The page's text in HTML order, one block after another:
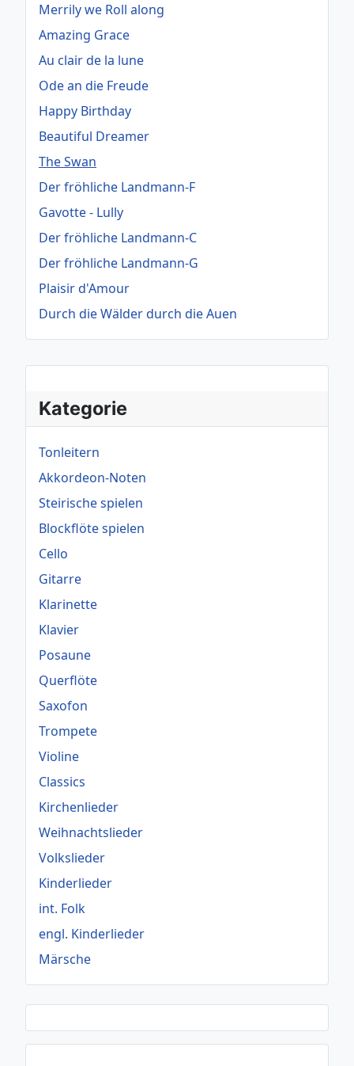
Kategorie
Tonleitern
Akkordeon-Noten
Steirische spielen
Blockflöte spielen
Cello
Gitarre
Klarinette
Klavier
Posaune
Querflöte
Saxofon
Trompete
Violine
Classics
Kirchenlieder
Weihnachtslieder
Volkslieder
Kinderlieder
int. Folk
engl. Kinderlieder
Märsche
Merrily we Roll along
Amazing Grace
Au clair de la lune
Ode an die Freude
Happy Birthday
Beautiful Dreamer
The Swan
Der fröhliche Landmann-F
Gavotte - Lully
Der fröhliche Landmann-C
Der fröhliche Landmann-G
Plaisir d'Amour
Durch die Wälder durch die Auen